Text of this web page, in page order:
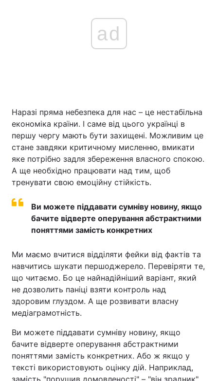
ad
Наразі пряма небезпека для нас – це нестабільна
економіка країни. І саме від цього українці в
першу чергу мають бути захищені. Можливим це
стане завдяки критичному мисленню, вмикати
яке потрібно задля збереження власного спокою.
А ще необхідно працювати над тим, щоб
тренувати свою емоційну стійкість.
Ви можете піддавати сумніву новину, якщо
бачите відверте оперування абстрактними
поняттями замість конкретних
Ми маємо вчитися відділяти фейки від фактів та
навчитись шукати першоджерело. Перевіряти те,
що читаємо. Бо це найнадійніший варіант, який
не дозволить паніці взяти контроль над
здоровим глуздом. А ще розвивати власну
медіаграмотність.
Ви можете піддавати сумніву новину, якщо
бачите відверте оперування абстрактними
поняттями замість конкретних. Або ж якщо у
тексті використовують оцінку дій. Наприклад,
замість "порушив домовленості" – "він зрадник".